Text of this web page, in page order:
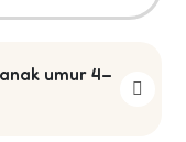
umur 4–